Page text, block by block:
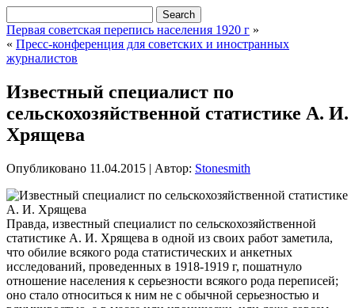
Первая советская перепись населения 1920 г »
« Пресс-конференция для советских и иностранных
журналистов
Известный специалист по
сельскохозяйственной статистике А. И.
Хрящева
Опубликовано 11.04.2015 | Автор: Stonesmith
Правда, известный специалист по сельскохозяйственной
статистике А. И. Хрящева в одной из своих работ заметила,
что обилие всякого рода статистических и анкетных
исследований, проведенных в 1918-1919 г, пошатнуло
отношение населения к серьезности всякого рода переписей;
оно стало относиться к ним не с обычной серьезностью и